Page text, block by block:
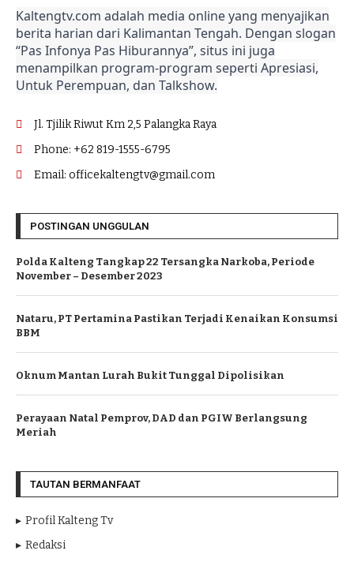
Kaltengtv.com adalah media online yang menyajikan
berita harian dari Kalimantan Tengah. Dengan slogan
“Pas Infonya Pas Hiburannya”, situs ini juga
menampilkan program-program seperti Apresiasi,
Untuk Perempuan, dan Talkshow.
Jl. Tjilik Riwut Km 2,5 Palangka Raya
Phone: +62 819-1555-6795
Email: officekaltengtv@gmail.com
POSTINGAN UNGGULAN
Polda Kalteng Tangkap 22 Tersangka Narkoba, Periode
November – Desember 2023
Nataru, PT Pertamina Pastikan Terjadi Kenaikan Konsumsi
BBM
Oknum Mantan Lurah Bukit Tunggal Dipolisikan
Perayaan Natal Pemprov, DAD dan PGIW Berlangsung
Meriah
TAUTAN BERMANFAAT
Profil Kalteng Tv
Redaksi